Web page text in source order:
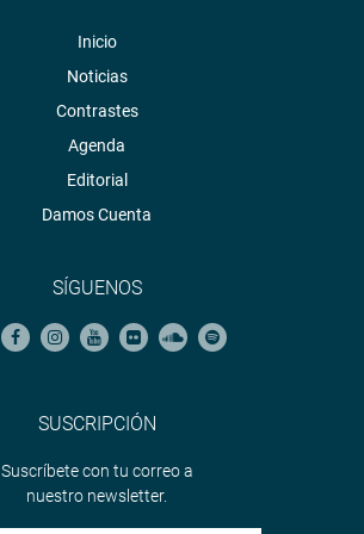
Inicio
Noticias
Contrastes
Agenda
Editorial
Damos Cuenta
SÍGUENOS
SUSCRIPCIÓN
Suscríbete con tu correo a
nuestro newsletter.